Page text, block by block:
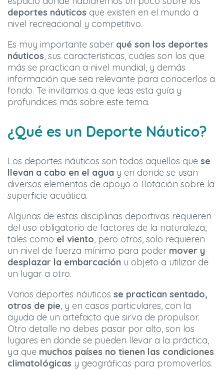
deportes náuticos que existen en el mundo a
nivel recreacional y competitivo.
Es muy importante saber qué son los deportes
náuticos, sus características, cuáles son los que
más se practican a nivel mundial, y demás
información que sea relevante para conocerlos a
fondo. Te invitamos a que leas esta guía y
profundices más sobre este tema.
¿Qué es un Deporte Náutico?
Los deportes náuticos son todos aquellos que se
llevan a cabo en el agua y en donde se usan
diversos elementos de apoyo o flotación sobre la
superficie acuática.
Algunas de estas disciplinas deportivas requieren
del uso obligatorio de factores de la naturaleza,
tales como el viento, pero otros, solo requieren
un nivel de fuerza mínimo para poder mover y
desplazar la embarcación u objeto a utilizar de
un lugar a otro.
Varios deportes náuticos se practican sentado,
otros de pie, y en casos particulares, con la
ayuda de un artefacto que sirva de propulsor.
Otro detalle no debes pasar por alto, son los
lugares en donde se pueden llevar a la práctica,
ya que muchos países no tienen las condiciones
climatológicas y geográficas para promoverlos.